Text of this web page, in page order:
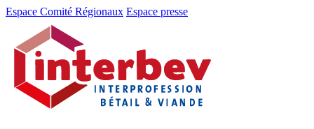
Aller
Aller
contenu
Espace Comité Régionaux Espace presse